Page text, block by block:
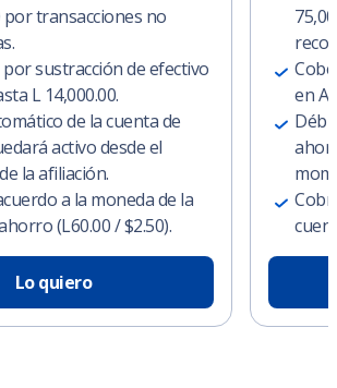
por transacciones no
sustracción de efectivo
L 14,000.00.
de la cuenta de
activo desde el
la afiliación.
a la moneda de la
(L60.00 / $2.50).
Lo quiero
en